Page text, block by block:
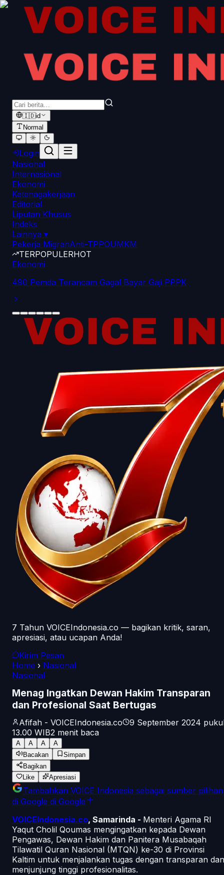
🇮🇩id
Normal
Login
Nasional
Internasional
Ekonomi
Ketenagakerjaan
Editorial
Liputan Khusus
Indeks
Lainnya ▾
Pekerja MigranAnti-TPPOUMKM
TERPOPULERHOT
Ekonomi
490 Pemda Terancam Gagal Bayar Gaji PPPK
7 Tahun VOICEIndonesia.co — bagikan kritik, saran,
apresiasi, atau ucapan Anda!
Kirim Pesan
Home › Nasional
Nasional
Menag Ingatkan Dewan Hakim Transparan
dan Profesional Saat Bertugas
Afifah - VOICEIndonesia.co
9 September 2024
13.00 WIB2 menit baca
A A A
A
Bacakan
Simpan
Bagikan
Like
Apresiasi
Tambahkan VOICE Indonesia sebagai sumber pilihan
di Google di Google
VOICEIndonesia.co, Samarinda - Menteri Agama RI
Yaqut Cholil Qoumas mengingatkan kepada Dewan
Pengawas, Dewan Hakim dan Panitera Musabaqah
Tilawatil Quran Nasional (MTQN) ke-30 di Provinsi
Kaltim untuk menjalankan tugas dengan transparan dan
menjunjung tinggi profesionalitas.